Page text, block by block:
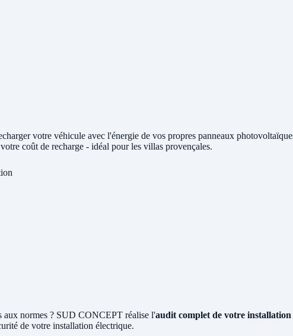
votre véhicule avec l'énergie de vos propres panneaux
coût de recharge - idéal pour les villas provençales.
aux normes ? SUD CONCEPT réalise l'audit complet de votre
de votre installation électrique.